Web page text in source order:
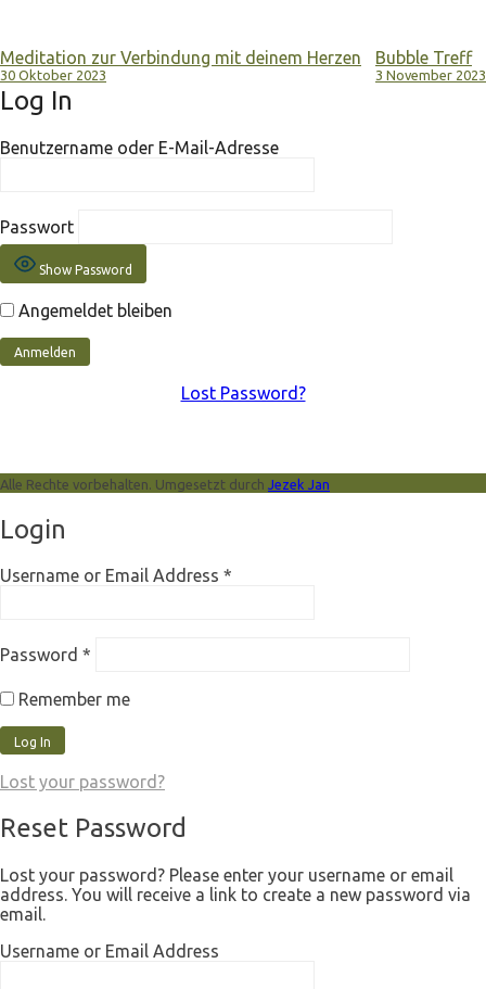
Meditation zur Verbindung mit deinem Herzen
30 Oktober 2023
Bubble Treff
3 November 2023
Log In
Benutzername oder E-Mail-Adresse
Passwort
Show Password
Angemeldet bleiben
Lost Password?
Alle Rechte vorbehalten. Umgesetzt durch Jezek Jan
Login
Username or Email Address *
Password *
Remember me
Lost your password?
Reset Password
Lost your password? Please enter your username or email
address. You will receive a link to create a new password via
email.
Username or Email Address